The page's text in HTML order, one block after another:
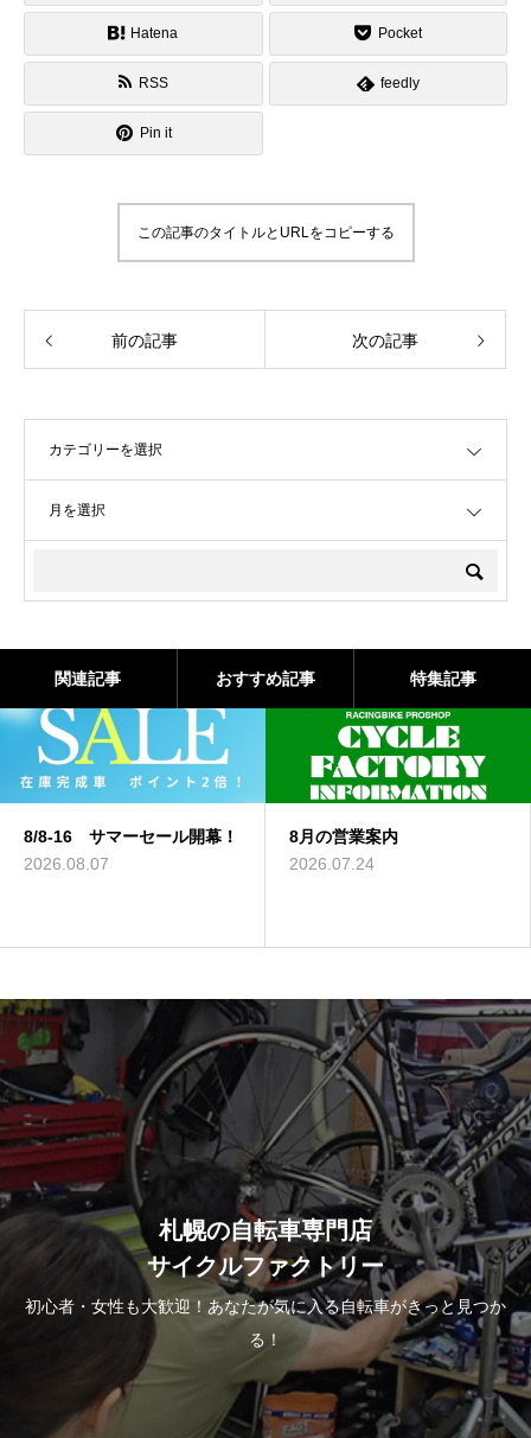
Hatena Pocket
RSS feedly
Pin it
この記事のタイトルとURLをコピーする
前の記事 次の記事
関連記事 おすすめ記事 特集記事
幕！
8月の営業案内
2026.07.24
現在の修理・点検の
について（7/9）
札幌の自転車専門店
サイクルファクトリー
初心者・女性も大歓迎！あなたが気に入る自転車がきっと見つか
る！